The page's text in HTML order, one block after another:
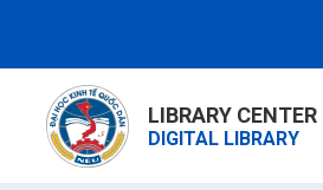
LIBRARY CENTER
DIGITAL LIBRARY